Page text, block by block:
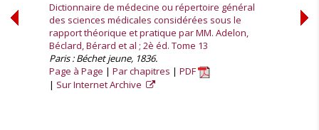
Dictionnaire de médecine ou répertoire général
des sciences médicales considérées sous le
rapport théorique et pratique par MM. Adelon,
Béclard, Bérard et al ; 2è éd. Tome 13
Paris : Béchet jeune, 1836.
Page à Page
Par chapitres
PDF
Sur Internet Archive